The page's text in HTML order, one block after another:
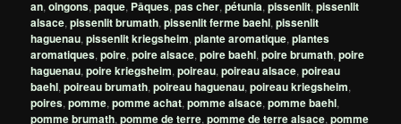
an,oingons,paque, Pâques,pas cher,pétunia,pissenlit,pissenlit
alsace,pissenlit brumath,pissenlit ferme baehl,pissenlit
haguenau,pissenlit kriegsheim,plante aromatique,plantes
aromatiques,poire,poire alsace,poire baehl,poire brumath,poire
haguenau,poire kriegsheim,poireau,poireau alsace,poireau
baehl,poireau brumath,poireau haguenau,poireau kriegsheim,
poires,pomme,pomme achat,pomme alsace,pomme baehl,
pomme brumath,pomme de terre,pomme de terre alsace,pomme